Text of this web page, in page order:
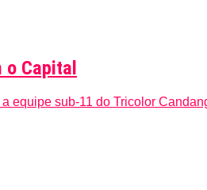
Capital
equipe sub-11 do Tricolor